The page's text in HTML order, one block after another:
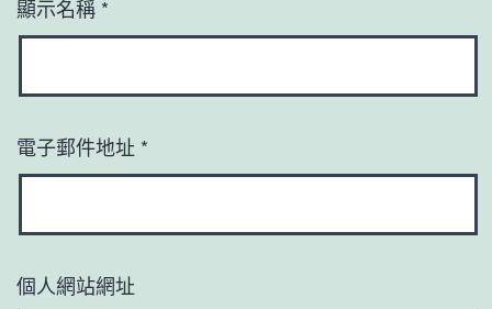
顯示名稱 *
電子郵件地址 *
個人網站網址